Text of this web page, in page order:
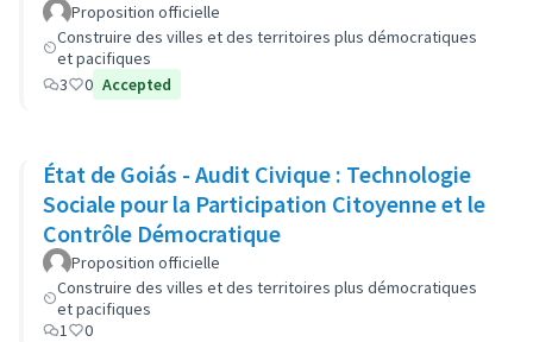
Proposition officielle
Construire des villes et des territoires plus démocratiques
et pacifiques
3
0 Accepted
État de Goiás - Audit Civique : Technologie
Sociale pour la Participation Citoyenne et le
Contrôle Démocratique
Proposition officielle
Construire des villes et des territoires plus démocratiques
et pacifiques
1
0